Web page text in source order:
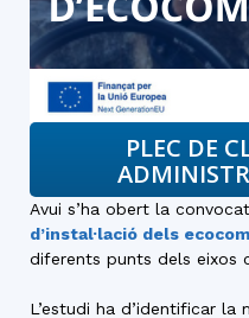
PLEC DE
Avui s’ha obert la
d’instal·lació dels
diferents punts dels eixos
L’estudi ha d’identificar